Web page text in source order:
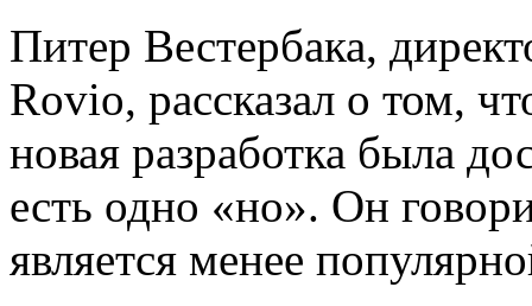
Питер Вестербака,
Rovio, рассказал о том,
новая разработка была
есть одно «но». Он
является менее